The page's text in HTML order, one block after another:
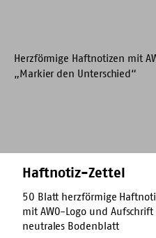
Haftnotiz-Zettel
50 Blatt herzförmige
mit AWO-Logo und
neutrales Bodenblatt